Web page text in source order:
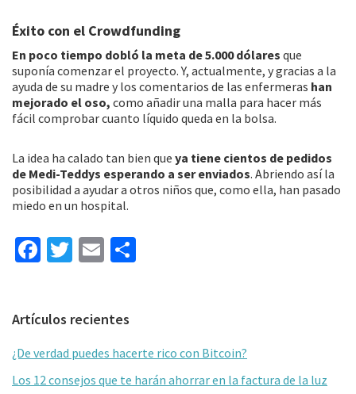
Éxito con el Crowdfunding
En poco tiempo dobló la meta de 5.000 dólares que
suponía comenzar el proyecto. Y, actualmente, y gracias a la
ayuda de su madre y los comentarios de las enfermeras han
mejorado el oso, como añadir una malla para hacer más
fácil comprobar cuanto líquido queda en la bolsa.
La idea ha calado tan bien que ya tiene cientos de pedidos
de Medi-Teddys esperando a ser enviados. Abriendo así la
posibilidad a ayudar a otros niños que, como ella, han pasado
miedo en un hospital.
Fa
o
o
k
T
er
E
l
ar
tir
Barra
lateral
primaria
Artículos recientes
¿De verdad puedes hacerte rico con Bitcoin?
Los 12 consejos que te harán ahorrar en la factura de la luz